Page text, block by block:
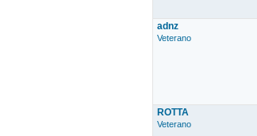
adnz
Veterano
ROTTA
Veterano